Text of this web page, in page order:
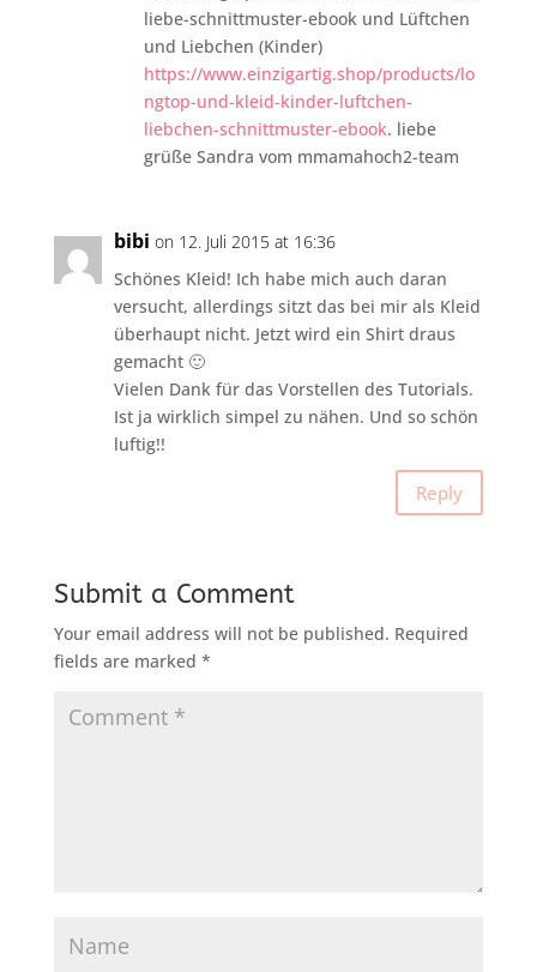
liebe-schnittmuster-ebook und Lüftchen
und Liebchen (Kinder)
https://www.einzigartig.shop/products/lo
ngtop-und-kleid-kinder-luftchen-
liebchen-schnittmuster-ebook. liebe
grüße Sandra vom mmamahoch2-team
bibi on 12. Juli 2015 at 16:36
Schönes Kleid! Ich habe mich auch daran
versucht, allerdings sitzt das bei mir als Kleid
überhaupt nicht. Jetzt wird ein Shirt draus
gemacht 🙂
Vielen Dank für das Vorstellen des Tutorials.
Ist ja wirklich simpel zu nähen. Und so schön
luftig!!
Reply
Submit a Comment
Your email address will not be published. Required
fields are marked *